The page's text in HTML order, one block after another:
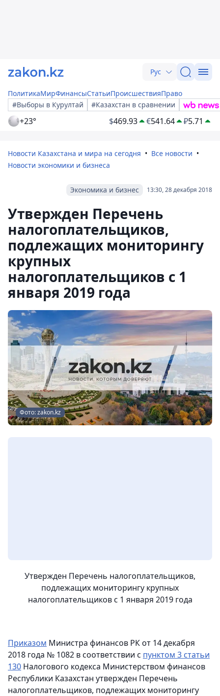
Рус
ПолитикаМирФинансыСтатьиПроисшествияПраво
#Выборы в Курултай
#Казахстан в сравнении
+23° $469.93 €541.64 ₽5.71
Новости Казахстана и мира на сегодня
Все новости
Новости экономики и бизнеса
13:30, 28 декабря 2018
Экономика и бизнес
Утвержден Перечень
налогоплательщиков,
подлежащих мониторингу
крупных
налогоплательщиков с 1
января 2019 года
Фото: zakon.kz
Утвержден Перечень налогоплательщиков,
подлежащих мониторингу крупных
налогоплательщиков с 1 января 2019 года
Приказом Министра финансов РК от 14 декабря
2018 года № 1082 в соответствии с пунктом 3 статьи
130 Налогового кодекса Министерством финансов
Республики Казахстан утвержден Перечень
налогоплательщиков, подлежащих мониторингу